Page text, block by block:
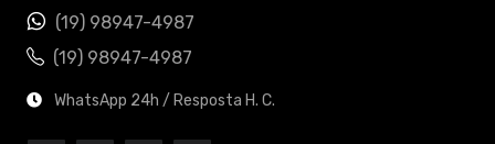
(19) 98947-4987
(19) 98947-4987
WhatsApp 24h / Resposta H. C.